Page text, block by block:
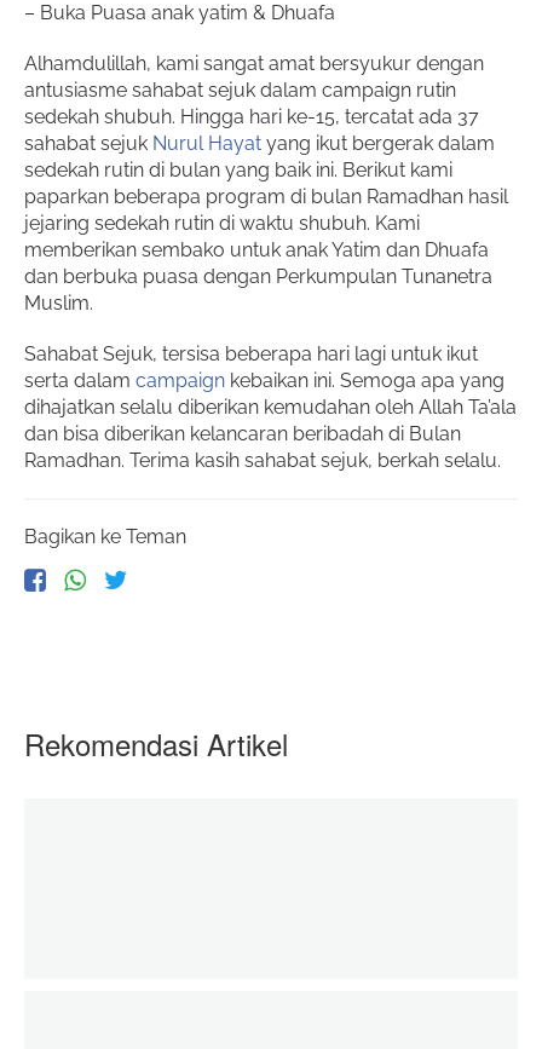
– Buka Puasa anak yatim & Dhuafa
Alhamdulillah, kami sangat amat bersyukur dengan
antusiasme sahabat sejuk dalam campaign rutin
sedekah shubuh. Hingga hari ke-15, tercatat ada 37
sahabat sejuk Nurul Hayat yang ikut bergerak dalam
sedekah rutin di bulan yang baik ini. Berikut kami
paparkan beberapa program di bulan Ramadhan hasil
jejaring sedekah rutin di waktu shubuh. Kami
memberikan sembako untuk anak Yatim dan Dhuafa
dan berbuka puasa dengan Perkumpulan Tunanetra
Muslim.
Sahabat Sejuk, tersisa beberapa hari lagi untuk ikut
serta dalam campaign kebaikan ini. Semoga apa yang
dihajatkan selalu diberikan kemudahan oleh Allah Ta’ala
dan bisa diberikan kelancaran beribadah di Bulan
Ramadhan. Terima kasih sahabat sejuk, berkah selalu.
Bagikan ke Teman
Rekomendasi Artikel